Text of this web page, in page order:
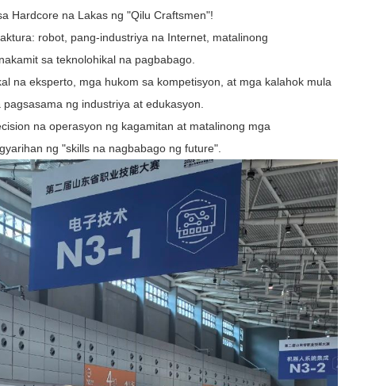
Hardcore na Lakas ng "Qilu Craftsmen"!
robot, pang-industriya na Internet, matalinong
sa teknolohikal na pagbabago.
na eksperto, mga hukom sa kompetisyon, at mga kalahok mula
ng industriya at edukasyon.
na operasyon ng kagamitan at matalinong mga
ng "skills na nagbabago ng future".